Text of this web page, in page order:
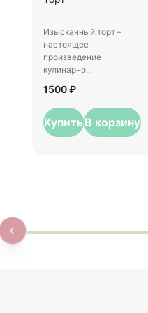
Изысканный торт –
настоящее
произведение
кулинарно...
1500 ₽
КупитьВ корзину